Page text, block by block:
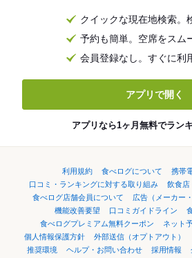
クイックな現在地検索。
予約も簡単。空席をスム
会員登録なし。すぐに利
アプリで開く
アプリなら1ヶ月無料でラン
利用規約 食べログについて
携帯
口コミ・ランキングに対する取り組み
飲食店
食べログ店舗会員について
広告（メーカー
機能改善要望
口コミガイドライン
食べログプレミアム無料クーポン
ネット
個人情報保護方針
外部送信（オプトアウト）
推奨環境
ヘルプ・お問い合わせ 採用情報